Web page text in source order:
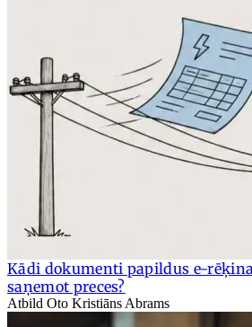
Kādi dokumenti papildus e-
saņemot preces?
Atbild Oto Kristiāns Abrams